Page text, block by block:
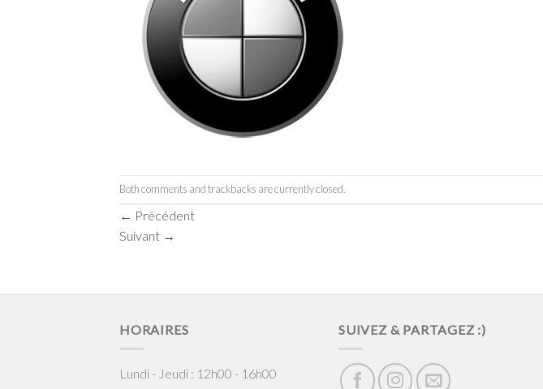
Both comments and trackbacks are currently closed.
← Précédent
Suivant →
HORAIRES
Lundi - Jeudi : 12h00 - 16h00
SUIVEZ & PARTAGEZ :)